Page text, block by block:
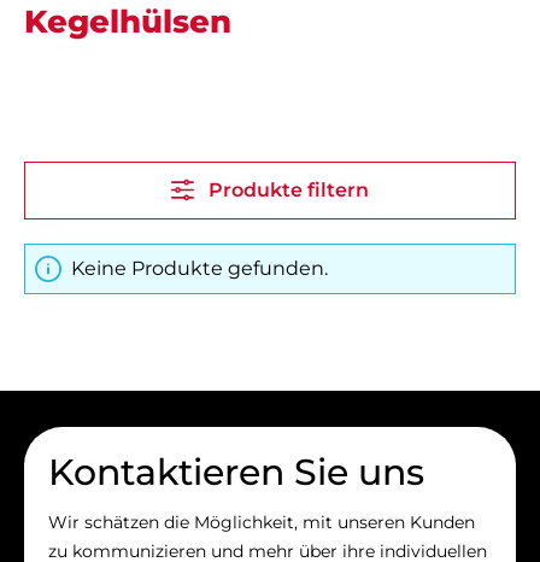
Kegelhülsen
Produkte filtern
Keine Produkte gefunden.
Kontaktieren Sie uns
Wir schätzen die Möglichkeit, mit unseren Kunden
zu kommunizieren und mehr über ihre individuellen